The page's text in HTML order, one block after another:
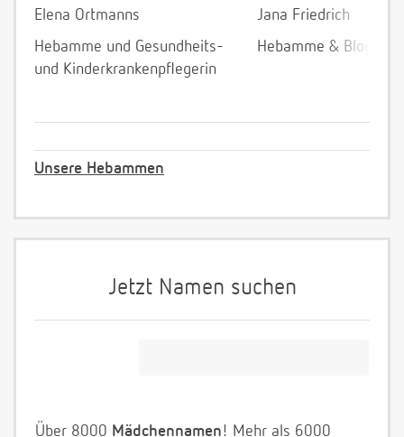
Elena Ortmanns
Hebamme und Gesundheits-
und Kinderkrankenpflegerin
Jana Friedrich
Hebamme &
Unsere Hebammen
Jetzt Namen suchen
Über 8000 Mädchennamen! Mehr als 6000